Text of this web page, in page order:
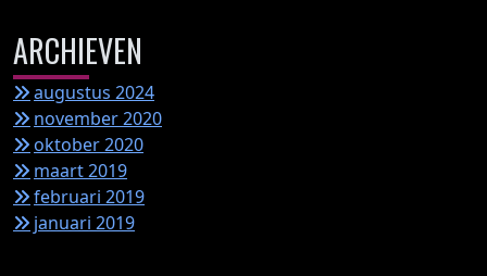
ARCHIEVEN
augustus 2024
november 2020
oktober 2020
maart 2019
februari 2019
januari 2019